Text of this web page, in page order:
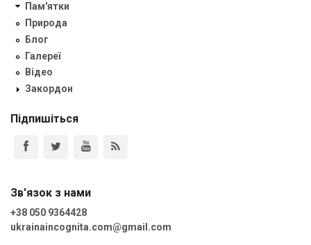
Пам'ятки
Природа
Блог
Галереї
Відео
Закордон
Підпишіться
Зв'язок з нами
+38 050 9364428
ukrainaincognita.com@gmail.com